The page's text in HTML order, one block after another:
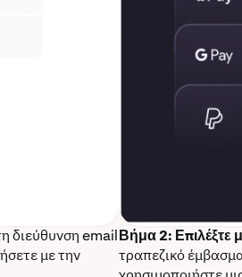
διεύθυνση email
με την
Βήμα 2: Επιλέξτε
τραπεζικό